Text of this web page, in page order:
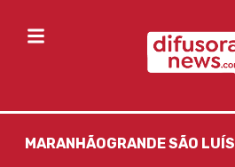
MARANHÃOGRANDE SÃO LUÍS